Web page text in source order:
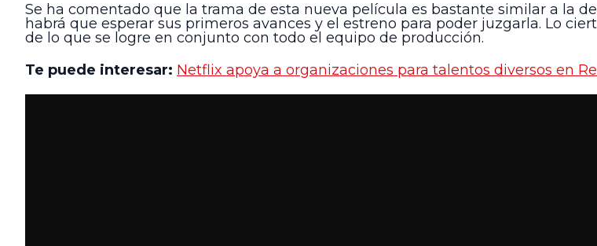
Se ha comentado que la trama de esta nueva película es bastante similar a la de
habrá que esperar sus primeros avances y el estreno para poder juzgarla. Lo
de lo que se logre en conjunto con todo el equipo de producción.
Te puede interesar: Netflix apoya a organizaciones para talentos diversos en